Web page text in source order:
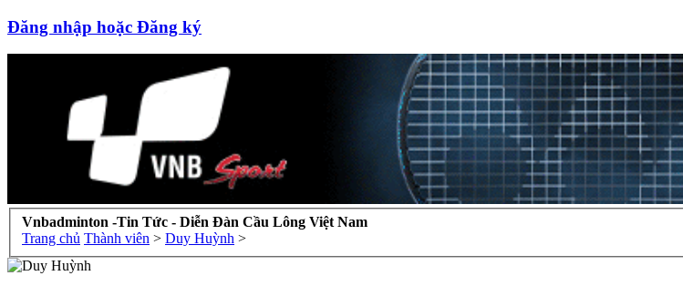
Đăng nhập hoặc Đăng ký
Vnbadminton -Tin Tức - Diễn Đàn Cầu Lông Việt Nam
Trang chủ Thành viên > Duy Huỳnh >